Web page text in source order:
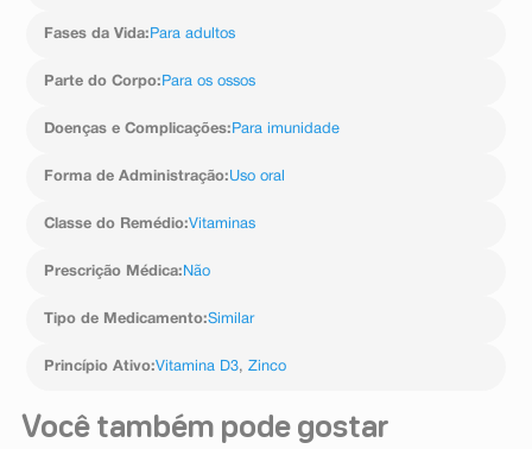
Fases da Vida: Para adultos
Parte do Corpo: Para os ossos
Doenças e Complicações: Para imunidade
Forma de Administração:Uso oral
Classe do Remédio:Vitaminas
Prescrição Médica: Não
Tipo de Medicamento:Similar
Princípio Ativo:Vitamina D3,Zinco
Você também pode gostar